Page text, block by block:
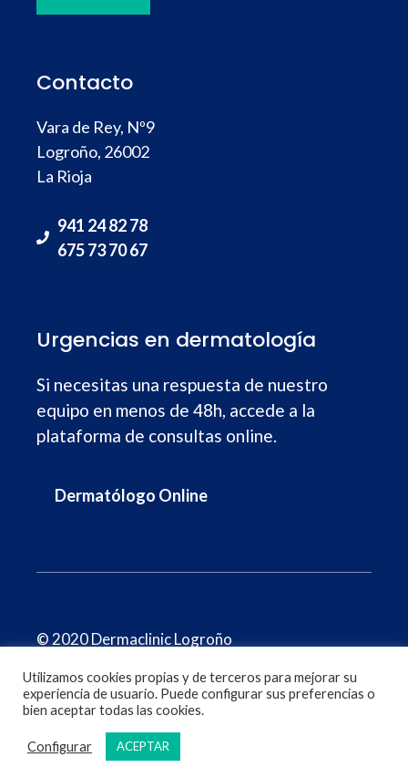
Contacto
Vara de Rey, Nº9
Logroño, 26002
La Rioja
941 24 82 78
675 73 70 67
Urgencias en dermatología
Si necesitas una respuesta de nuestro
equipo en menos de 48h, accede a la
plataforma de consultas online.
Dermatólogo Online
© 2020 Dermaclinic Logroño
Términos legales Política de cookies
Utilizamos cookies propias y de terceros para mejorar su
experiencia de usuario. Puede configurar sus preferencias o
bien aceptar todas las cookies.
Configurar ACEPTAR